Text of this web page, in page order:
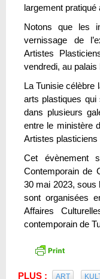
largement pratiqué
Notons que les
vernissage de
Artistes
vendredi, au palais
La Tunisie célèbre
arts plastiques
dans plusieurs
entre le ministère
Artistes
Cet évènement
Contemporain de
30 mai 2023, sous
sont organisées
Affaires
contemporain de
PLUS : ART